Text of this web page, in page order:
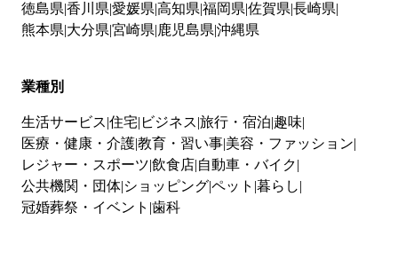
徳島県 香川県 愛媛県 高知県 福岡県 佐賀県 長崎県
熊本県 大分県 宮崎県 鹿児島県 沖縄県
業種別
生活サービス 住宅 ビジネス 旅行・宿泊 趣味
医療・健康・介護教育・習い事 美容・ファッション
レジャー・スポーツ 飲食店 自動車・バイク
公共機関・団体 ショッピングペット 暮らし
冠婚葬祭・イベント 歯科